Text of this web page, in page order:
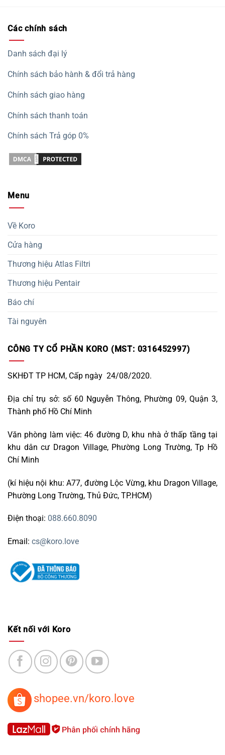
Các chính sách
Danh sách đại lý
Chính sách bảo hành & đổi trả hàng
Chính sách giao hàng
Chính sách thanh toán
Chính sách Trả góp 0%
Menu
Về Koro
Cửa hàng
Thương hiệu Atlas Filtri
Thương hiệu Pentair
Báo chí
Tài nguyên
CÔNG TY CỔ PHẦN KORO (MST: 0316452997)
SKHĐT TP HCM, Cấp ngày 24/08/2020.
Địa chỉ trụ sở: số 60 Nguyễn Thông, Phường 09, Quận 3,
Thành phố Hồ Chí Minh
Văn phòng làm việc: 46 đường D, khu nhà ở thấp tầng tại
khu dân cư Dragon Village, Phường Long Trường, Tp Hồ
Chí Minh
(kí hiệu nội khu: A77, đường Lộc Vừng, khu Dragon Village,
Phường Long Trường, Thủ Đức, TP.HCM)
Điện thoại: 088.660.8090
Email: cs@koro.love
Kết nối với Koro
shopee.vn/koro.love